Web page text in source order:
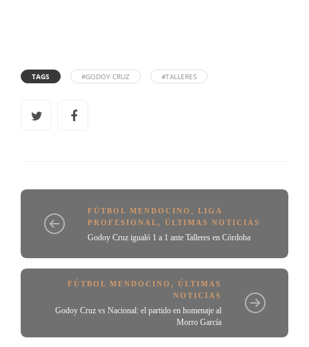
TAGS #GODOY CRUZ #TALLERES
FÚTBOL MENDOCINO , LIGA
PROFESIONAL, ÚLTIMAS NOTICIAS
Godoy Cruz igualó 1 a 1 ante Talleres en Córdoba
FÚTBOL MENDOCINO , ÚLTIMAS
NOTICIAS
Godoy Cruz vs Nacional: el partido en homenaje al
Morro García